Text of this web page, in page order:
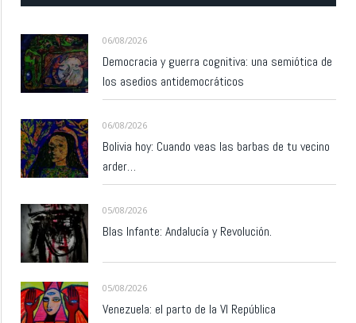
06/08/2026
Democracia y guerra cognitiva: una semiótica de
los asedios antidemocráticos
06/08/2026
Bolivia hoy: Cuando veas las barbas de tu vecino
arder…
05/08/2026
Blas Infante: Andalucía y Revolución.
05/08/2026
Venezuela: el parto de la VI República